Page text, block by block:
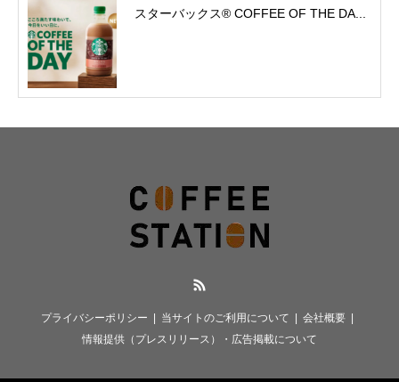
スターバックス® COFFEE OF THE DA...
プライバシーポリシー 当サイトのご利用について
会社概要
情報提供（プレスリリース）・広告掲載について